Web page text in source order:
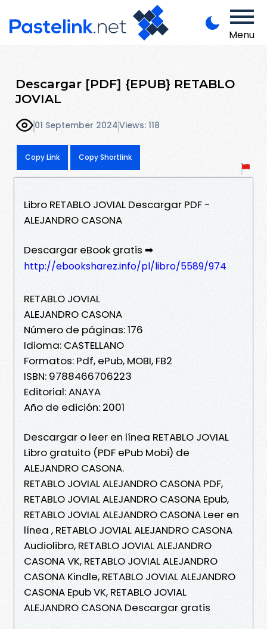
Menu
Descargar [PDF] {EPUB} RETABLO
JOVIAL
01 September 2024Views: 118
Copy Link Copy Shortlink
Libro RETABLO JOVIAL Descargar PDF -
ALEJANDRO CASONA
Descargar eBook gratis ➡
http://ebooksharez.info/pl/libro/5589/974
RETABLO JOVIAL
ALEJANDRO CASONA
Número de páginas: 176
Idioma: CASTELLANO
Formatos: Pdf, ePub, MOBI, FB2
ISBN: 9788466706223
Editorial: ANAYA
Año de edición: 2001
Descargar o leer en línea RETABLO JOVIAL
Libro gratuito (PDF ePub Mobi) de
ALEJANDRO CASONA.
RETABLO JOVIAL ALEJANDRO CASONA PDF,
RETABLO JOVIAL ALEJANDRO CASONA Epub,
RETABLO JOVIAL ALEJANDRO CASONA Leer en
línea , RETABLO JOVIAL ALEJANDRO CASONA
Audiolibro, RETABLO JOVIAL ALEJANDRO
CASONA VK, RETABLO JOVIAL ALEJANDRO
CASONA Kindle, RETABLO JOVIAL ALEJANDRO
CASONA Epub VK, RETABLO JOVIAL
ALEJANDRO CASONA Descargar gratis